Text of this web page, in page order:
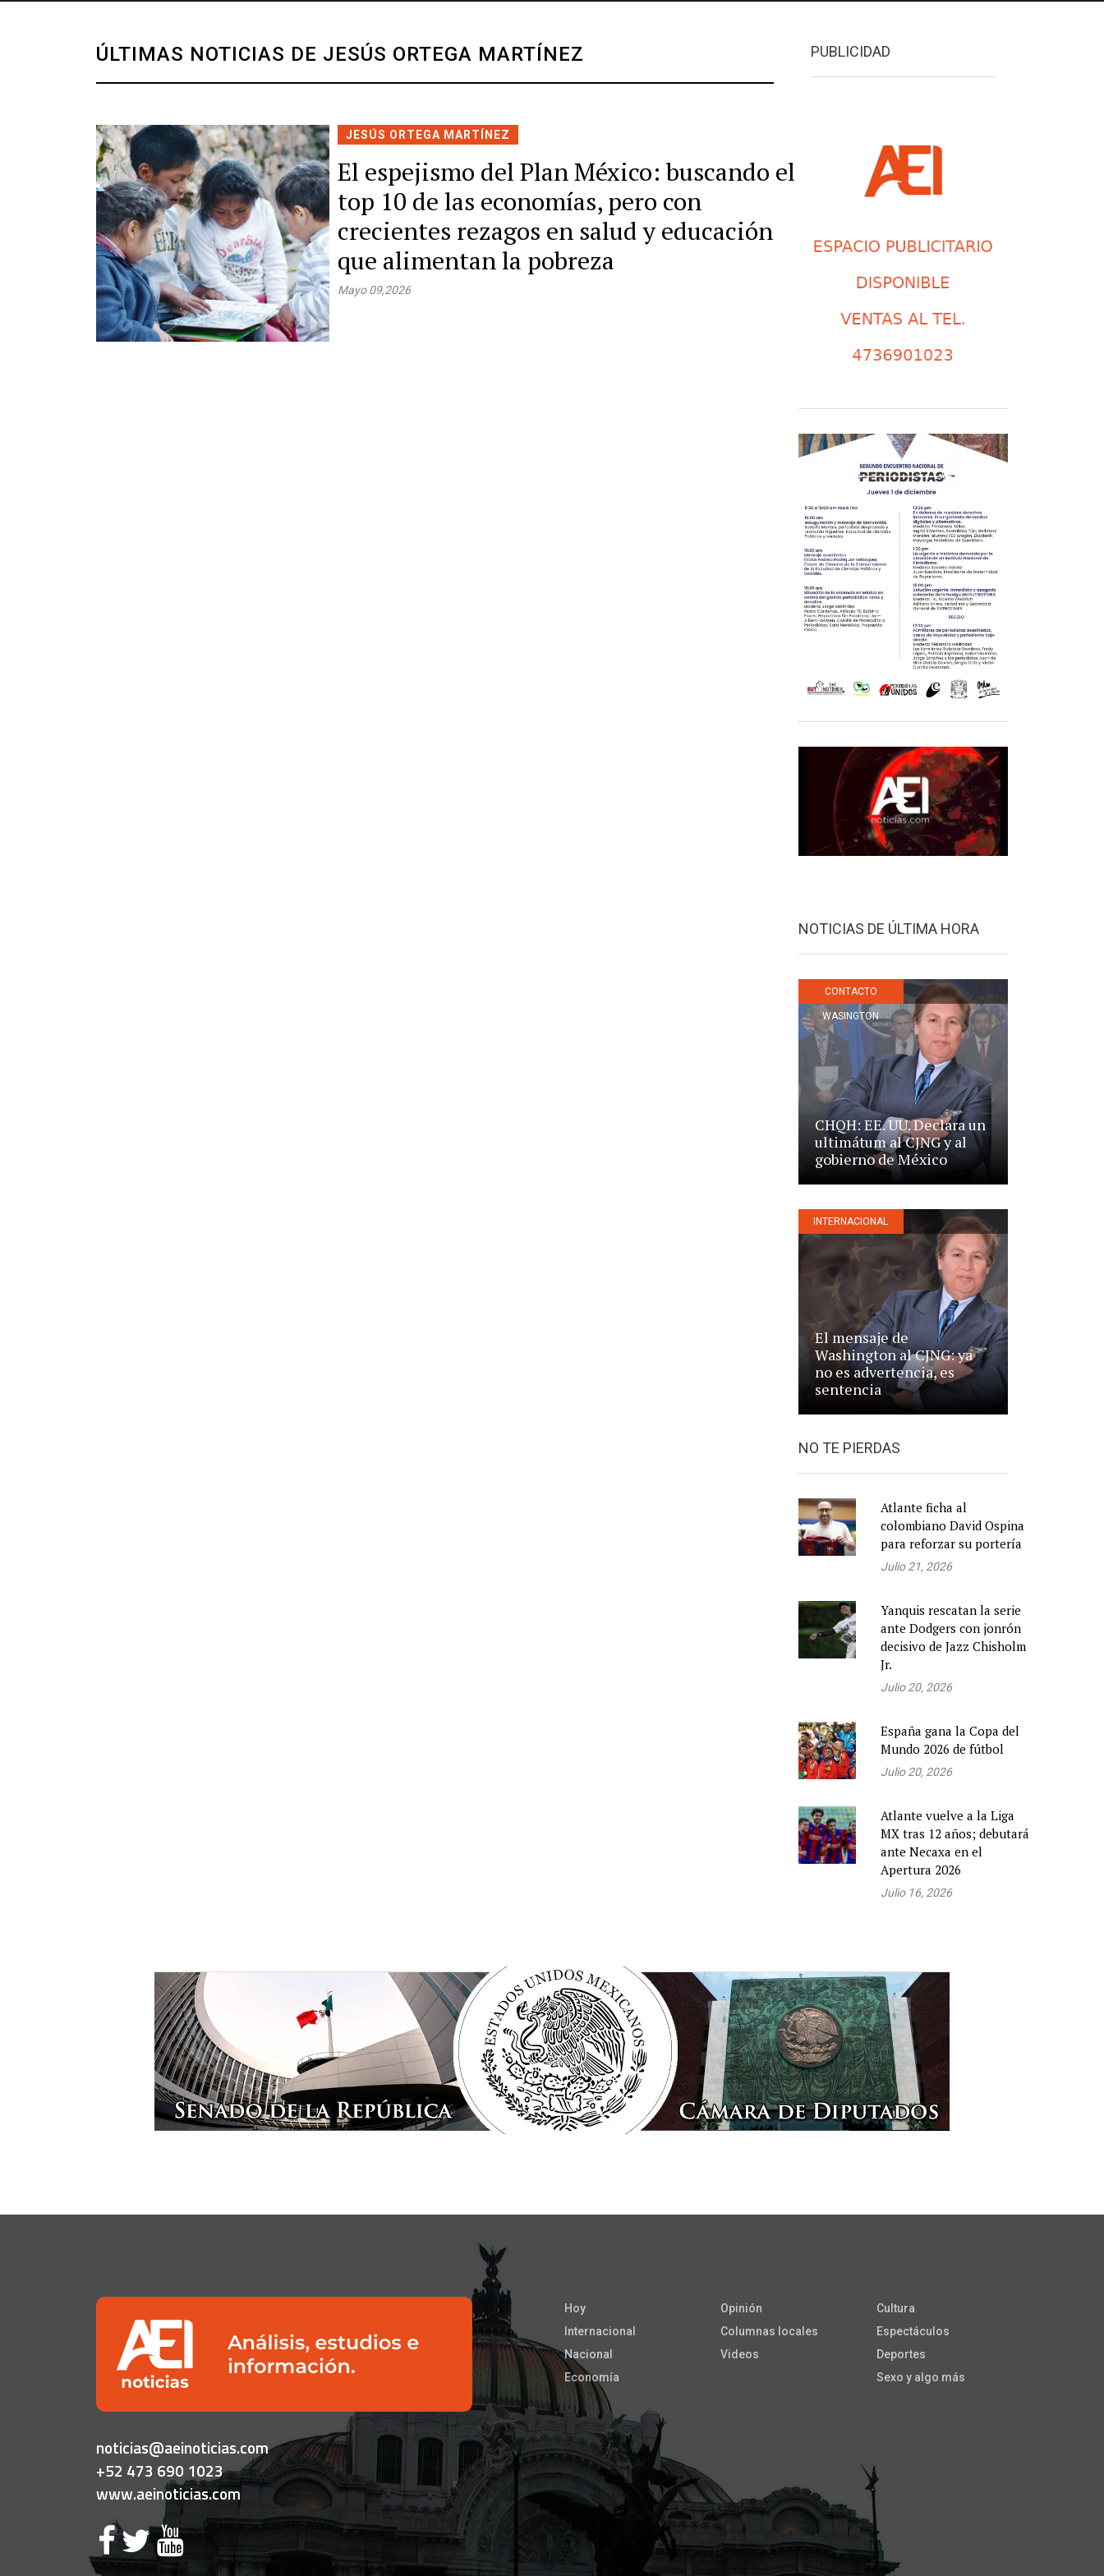
ÚLTIMAS NOTICIAS DE JESÚS ORTEGA MARTÍNEZ
JESÚS ORTEGA MARTÍNEZ
El espejismo del Plan México: buscando el
top 10 de las economías, pero con
crecientes rezagos en salud y educación
que alimentan la pobreza
Mayo 09,2026
PUBLICIDAD
NOTICIAS DE ÚLTIMA HORA
CONTACTO
WASINGTON
CHQH: EE. UU. Declara un
ultimátum al CJNG y al
gobierno de México
INTERNACIONAL
El mensaje de
Washington al CJNG: ya
no es advertencia, es
sentencia
NO TE PIERDAS
Atlante ficha al
colombiano David Ospina
para reforzar su portería
Julio 21, 2026
Yanquis rescatan la serie
ante Dodgers con jonrón
decisivo de Jazz Chisholm
Jr.
Julio 20, 2026
España gana la Copa del
Mundo 2026 de fútbol
Julio 20, 2026
Atlante vuelve a la Liga
MX tras 12 años; debutará
ante Necaxa en el
Apertura 2026
Julio 16, 2026
noticias@aeinoticias.com
+52 473 690 1023
www.aeinoticias.com
Hoy
Internacional
Nacional
Economía
Opinión
Columnas locales
Videos
Cultura
Espectáculos
Deportes
Sexo y algo más